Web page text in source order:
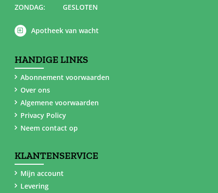
ZONDAG:
GESLOTEN
Apotheek van wacht
HANDIGE LINKS
Abonnement voorwaarden
Over ons
Algemene voorwaarden
Privacy Policy
Neem contact op
KLANTENSERVICE
Mijn account
Levering